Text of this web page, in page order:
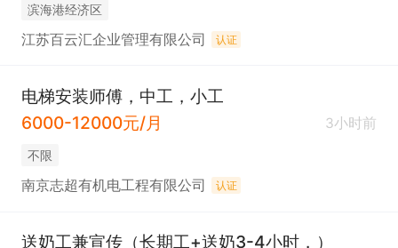
滨海港经济区
江苏百云汇企业管理有限公司 认证
电梯安装师傅，中工，小工
6000-12000元/月
3小时前
不限
南京志超有机电工程有限公司 认证
送奶工兼宣传（长期工+送奶3-4小时，）